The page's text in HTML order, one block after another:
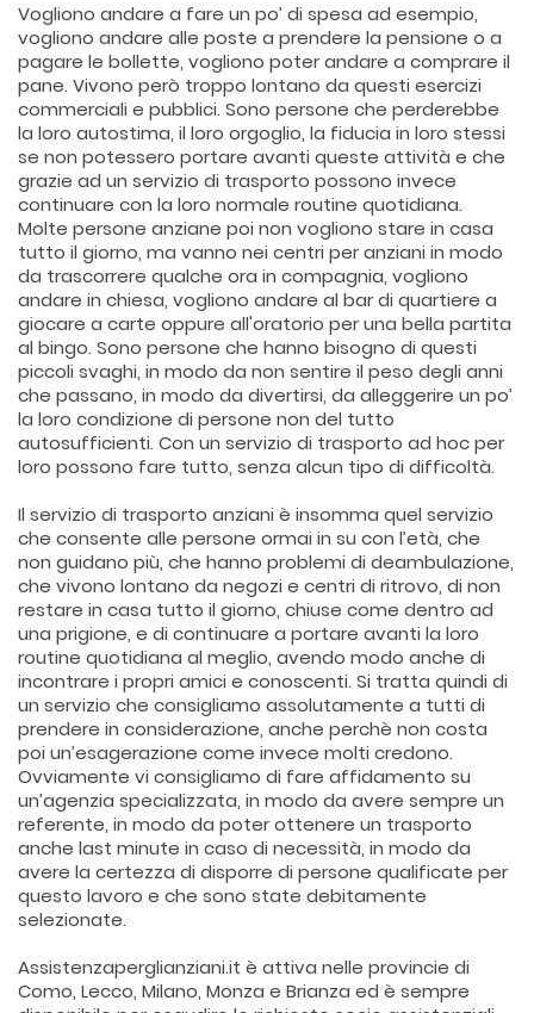
Vogliono andare a fare un po’ di spesa ad esempio,
vogliono andare alle poste a prendere la pensione o a
pagare le bollette, vogliono poter andare a comprare il
pane. Vivono però troppo lontano da questi esercizi
commerciali e pubblici. Sono persone che perderebbe
la loro autostima, il loro orgoglio, la fiducia in loro stessi
se non potessero portare avanti queste attività e che
grazie ad un servizio di trasporto possono invece
continuare con la loro normale routine quotidiana.
Molte persone anziane poi non vogliono stare in casa
tutto il giorno, ma vanno nei centri per anziani in modo
da trascorrere qualche ora in compagnia, vogliono
andare in chiesa, vogliono andare al bar di quartiere a
giocare a carte oppure all'oratorio per una bella partita
al bingo. Sono persone che hanno bisogno di questi
piccoli svaghi, in modo da non sentire il peso degli anni
che passano, in modo da divertirsi, da alleggerire un po’
la loro condizione di persone non del tutto
autosufficienti. Con un servizio di trasporto ad hoc per
loro possono fare tutto, senza alcun tipo di difficoltà.
Il servizio di trasporto anziani è insomma quel servizio
che consente alle persone ormai in su con l’età, che
non guidano più, che hanno problemi di deambulazione,
che vivono lontano da negozi e centri di ritrovo, di non
restare in casa tutto il giorno, chiuse come dentro ad
una prigione, e di continuare a portare avanti la loro
routine quotidiana al meglio, avendo modo anche di
incontrare i propri amici e conoscenti. Si tratta quindi di
un servizio che consigliamo assolutamente a tutti di
prendere in considerazione, anche perchè non costa
poi un’esagerazione come invece molti credono.
Ovviamente vi consigliamo di fare affidamento su
un’agenzia specializzata, in modo da avere sempre un
referente, in modo da poter ottenere un trasporto
anche last minute in caso di necessità, in modo da
avere la certezza di disporre di persone qualificate per
questo lavoro e che sono state debitamente
selezionate.
Assistenzaperglianziani.it è attiva nelle provincie di
Como, Lecco, Milano, Monza e Brianza ed è sempre